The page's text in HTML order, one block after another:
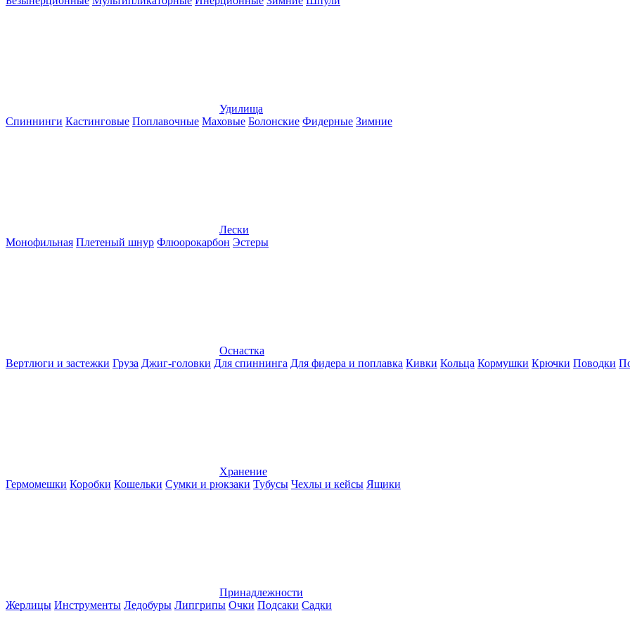
Удилища
Спиннинги Кастинговые Поплавочные Маховые Болонские Фидерные Зимние
Лески
Монофильная Плетеный шнур Флюорокарбон Эстеры
Оснастка
Вертлюги и застежки Груза Джиг-головки Для спиннинга Для фидера и поплавка Кивки Кольца Кормушки Крючки Поводки
Хранение
Гермомешки Коробки Кошельки Сумки и рюкзаки Тубусы Чехлы и кейсы Ящики
Принадлежности
Жерлицы Инструменты Ледобуры Липгрипы Очки Подсаки Садки